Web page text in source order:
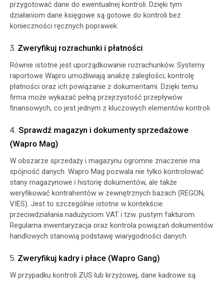
przygotować dane do ewentualnej kontroli. Dzięki tym
działaniom dane księgowe są gotowe do kontroli bez
konieczności ręcznych poprawek.
3. Zweryfikuj rozrachunki i płatności
Równie istotne jest uporządkowanie rozrachunków. Systemy
raportowe Wapro umożliwiają analizę zaległości, kontrolę
płatności oraz ich powiązanie z dokumentami. Dzięki temu
firma może wykazać pełną przejrzystość przepływów
finansowych, co jest jednym z kluczowych elementów kontroli.
4. Sprawdź magazyn i dokumenty sprzedażowe
(Wapro Mag)
W obszarze sprzedaży i magazynu ogromne znaczenie ma
spójność danych. Wapro Mag pozwala nie tylko kontrolować
stany magazynowe i historię dokumentów, ale także
weryfikować kontrahentów w zewnętrznych bazach (REGON,
VIES). Jest to szczególnie istotne w kontekście
przeciwdziałania nadużyciom VAT i tzw. pustym fakturom.
Regularna inwentaryzacja oraz kontrola powiązań dokumentów
handlowych stanowią podstawę wiarygodności danych.
5. Zweryfikuj kadry i płace (Wapro Gang)
W przypadku kontroli ZUS lub krzyżowej, dane kadrowe są